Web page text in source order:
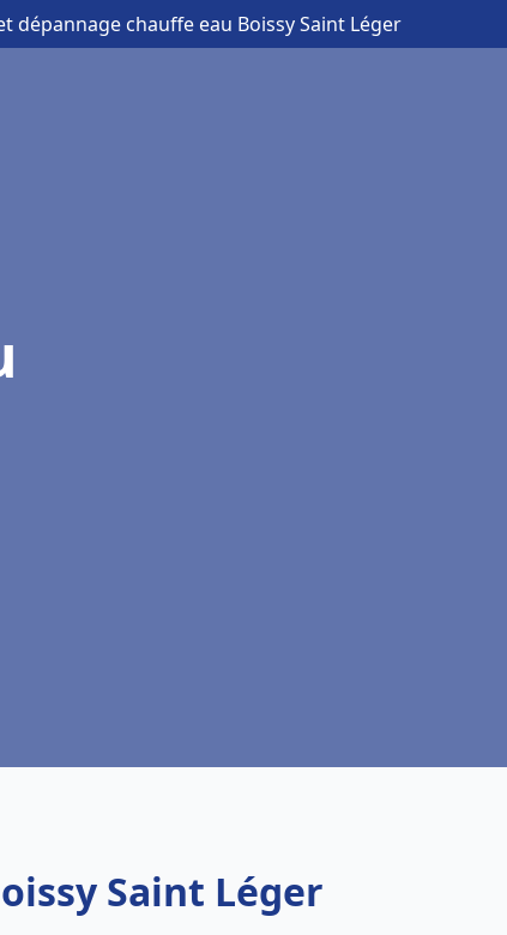
dépannage chauffe eau Boissy Saint Léger
Saint Léger